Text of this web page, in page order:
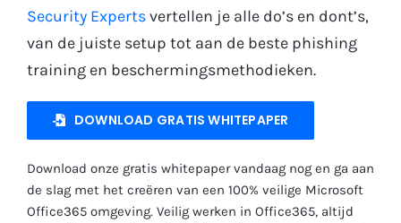
Gratis Proefperiode
Security Expertsvertellen je alle do’s en dont’s,
van de juiste setup tot aan de beste phishing
training en beschermingsmethodieken.
DOWNLOAD GRATIS WHITEPAPER
Download onze gratis whitepaper vandaag nog en ga aan
de slag met het creëren van een 100% veilige Microsoft
Office365 omgeving. Veilig werken in Office365, altijd